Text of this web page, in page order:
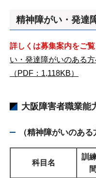
精神障がい・発達
詳しくは募集案内をご
い・発達障がいのある
（PDF：1,118KB）
大阪障害者職業能
（精神障がいのある
科目名
訓
間